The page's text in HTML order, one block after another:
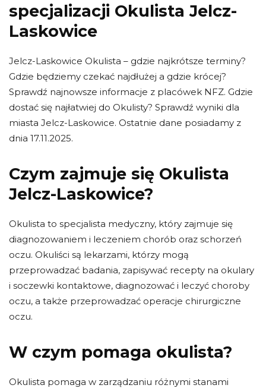
specjalizacji Okulista Jelcz-
Laskowice
Jelcz-Laskowice Okulista – gdzie najkrótsze terminy?
Gdzie będziemy czekać najdłużej a gdzie krócej?
Sprawdź najnowsze informacje z placówek NFZ. Gdzie
dostać się najłatwiej do Okulisty? Sprawdź wyniki dla
miasta Jelcz-Laskowice. Ostatnie dane posiadamy z
dnia 17.11.2025.
Czym zajmuje się Okulista
Jelcz-Laskowice?
Okulista to specjalista medyczny, który zajmuje się
diagnozowaniem i leczeniem chorób oraz schorzeń
oczu. Okuliści są lekarzami, którzy mogą
przeprowadzać badania, zapisywać recepty na okulary
i soczewki kontaktowe, diagnozować i leczyć choroby
oczu, a także przeprowadzać operacje chirurgiczne
oczu.
W czym pomaga okulista?
Okulista pomaga w zarządzaniu różnymi stanami